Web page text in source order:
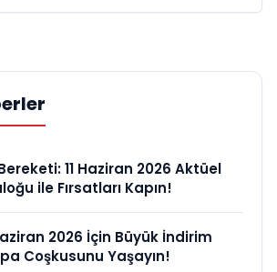
11 Haziran 2026 Aktüel
ile Fırsatları Kapın!
2026 İçin Büyük İndirim
Coşkusunu Yaşayın!